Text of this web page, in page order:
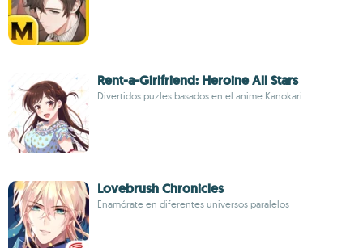
Rent-a-Girlfriend: Heroine All Stars
Divertidos puzles basados en el anime Kanokari
Lovebrush Chronicles
Enamórate en diferentes universos paralelos